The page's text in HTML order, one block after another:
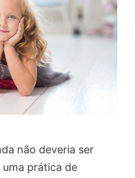
não deveria ser
prática de